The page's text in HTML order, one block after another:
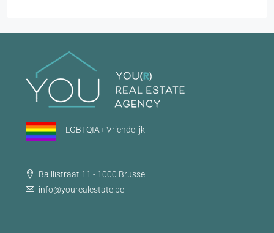
LGBTQIA+ Vriendelijk
Baillistraat 11 - 1000 Brussel
info@yourealestate.be